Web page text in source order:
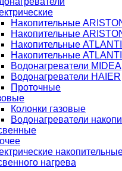
Накопительные
Накопительные
Накопительные
Накопительные
Водонагреватели MIDEA
Водонагреватели HAIER
Проточные
Колонки газовые
Водонагреватели
нагрева